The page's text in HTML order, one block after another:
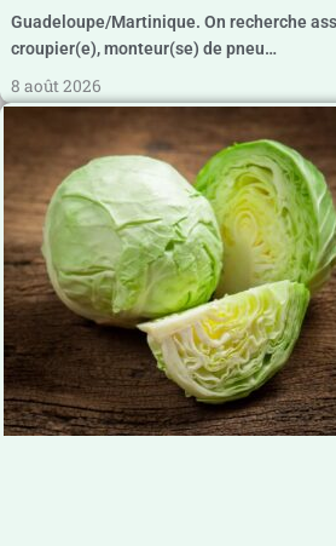
Guadeloupe/Martinique. On recherche
croupier(e), monteur(se) de pneu…
8 août 2026